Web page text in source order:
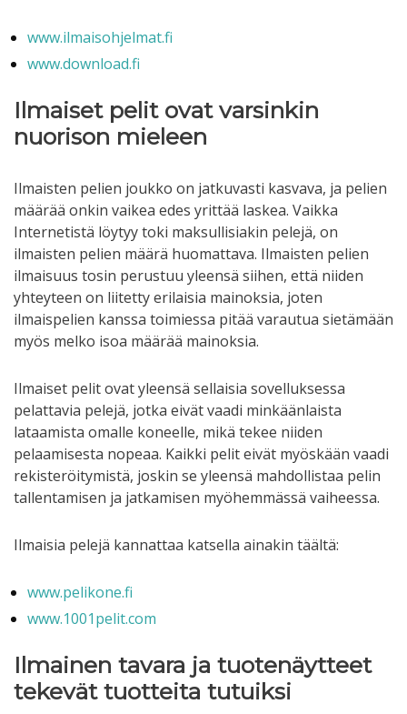
www.ilmaisohjelmat.fi
www.download.fi
Ilmaiset pelit ovat varsinkin
nuorison mieleen
Ilmaisten pelien joukko on jatkuvasti kasvava, ja pelien
määrää onkin vaikea edes yrittää laskea. Vaikka
Internetistä löytyy toki maksullisiakin pelejä, on
ilmaisten pelien määrä huomattava. Ilmaisten pelien
ilmaisuus tosin perustuu yleensä siihen, että niiden
yhteyteen on liitetty erilaisia mainoksia, joten
ilmaispelien kanssa toimiessa pitää varautua sietämään
myös melko isoa määrää mainoksia.
Ilmaiset pelit ovat yleensä sellaisia sovelluksessa
pelattavia pelejä, jotka eivät vaadi minkäänlaista
lataamista omalle koneelle, mikä tekee niiden
pelaamisesta nopeaa. Kaikki pelit eivät myöskään vaadi
rekisteröitymistä, joskin se yleensä mahdollistaa pelin
tallentamisen ja jatkamisen myöhemmässä vaiheessa.
Ilmaisia pelejä kannattaa katsella ainakin täältä:
www.pelikone.fi
www.1001pelit.com
Ilmainen tavara ja tuotenäytteet
tekevät tuotteita tutuiksi